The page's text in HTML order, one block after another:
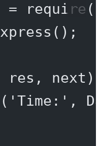
= require (
();
res , next
( 'Time:' ,